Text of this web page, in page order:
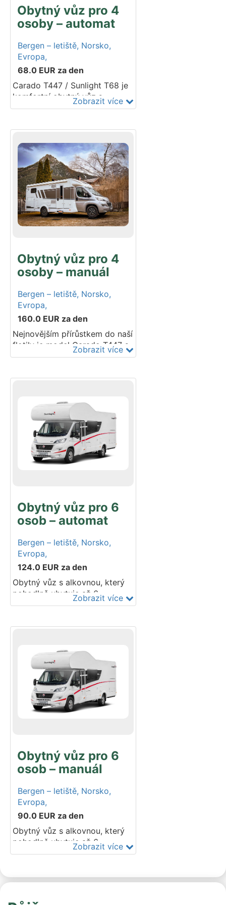
rezervaci.
Obytný vůz pro 4
osoby – automat
Bergen – letiště, Norsko,
Evropa,
68.0 EUR za den
Carado T447 / Sunlight T68 je
komfortní obytný vůz s
automatickou převodovkou,
Plně vybavená kuchyň, velká
postel, koupelna s toaletou a
sprchou a nosič kol. Obytný
vůz disponuje také velkou
garáží. Podvozek Ford nebo
Fiat. Modelový rok 2024–2025.
Do vozidla lze umístit 2 dětské
autosedačky – ISOFIX.
Zobrazit více
Obytný vůz pro 4
osoby – manuál
Bergen – letiště, Norsko,
Evropa,
160.0 EUR za den
Nejnovějším přírůstkem do naší
flotily je model Carado T447 s
manuální převodovkou pro až
kuchyň, prostorná ložnice a
dělají z vozu skutečný domov
na kolech. Vaše sportovní
vybavení se vejde do prostorné
garáže, která je součástí vozu.
Podvozek Fiat. Modelový rok
2024–2025. Do vozidla lze
umístit 3 dětské autosedačky.
Zobrazit více
Obytný vůz pro 6
osob – automat
Bergen – letiště, Norsko,
Evropa,
124.0 EUR za den
Obytný vůz s alkovnou, který
pohodlně ubytuje až 6
cestujících. Kuchyň, sprcha,
osob jsou samozřejmostí. Do
garáže se vejde vaše sportovní
vybavení, kempingový nábytek
i motocykl. Automatická
převodovka. Podvozek Fiat.
Modelový rok 2025–2026. Do
vozidla lze umístit 2 dětské
autosedačky – ISOFIX; v
rezervaci.
Zobrazit více
Obytný vůz pro 6
osob – manuál
Bergen – letiště, Norsko,
Evropa,
90.0 EUR za den
Obytný vůz s alkovnou, který
pohodlně ubytuje až 6
cestujících. Kuchyň, sprcha,
osob jsou samozřejmostí. Do
Zobrazit více